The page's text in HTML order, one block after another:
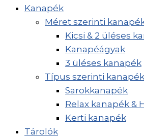
Kanapék
Méret szerinti
Kicsi & 2 üléses
Kanapéágyak
3 üléses kanapék
Típus szerinti kanapék
Sarokkanapék
Relax kanapék &
Kerti kanapék
Tárolók